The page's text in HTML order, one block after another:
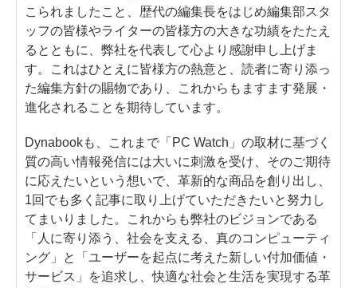
こられましたこと、歴代の編集長をはじめ編集部スタ
ッフの皆様やライターの皆様方の大きな功績をたたえ
るとともに、弊社を代表して心より感謝申し上げま
す。これはひとえに皆様方の熱意と、読者に寄り添っ
た編集方針の賜物であり、これからもますます発展・
進化されることを期待しています。
Dynabookも、これまで「PC Watch」の取材に基づく
質の高い情報発信には大いに刺激を受け、そのご期待
に応えたいという想いで、革新的な商品を創り出し、
1回でも多く記事に取り上げていただきたいと努力し
てまいりました。これからも弊社のビジョンである
「人に寄り添う、社会を支える、真のコンピューティ
ング」と「ユーザーを起点に考えた新しい付加価値・
サービス」を追求し、快適な社会と生活を実現する革